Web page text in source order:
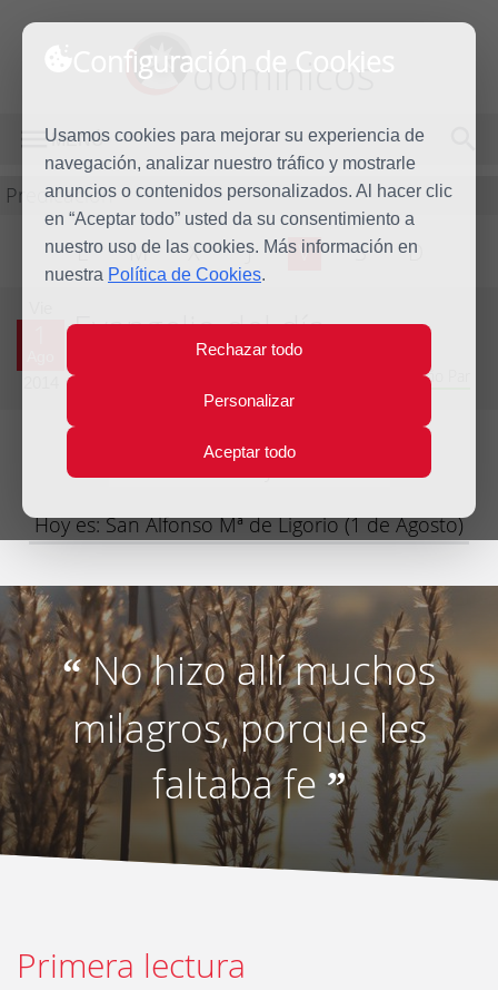
Configuración de Cookies
Usamos cookies para mejorar su experiencia de
navegación, analizar nuestro tráfico y mostrarle
anuncios o contenidos personalizados. Al hacer clic
en “Aceptar todo” usted da su consentimiento a
nuestro uso de las cookies. Más información en
nuestra Política de Cookies.
Rechazar todo
Personalizar
Aceptar todo
dominicos
MENÚ
Predicación
L M X J V S D
Evangelio del día
Decimoséptima semana del Tiempo Ordinario - Año Par
Lecturas del día y comentario
Hoy es: San Alfonso Mª de Ligorio (1 de Agosto)
“No hizo allí muchos
milagros, porque les
faltaba fe”
Primera lectura